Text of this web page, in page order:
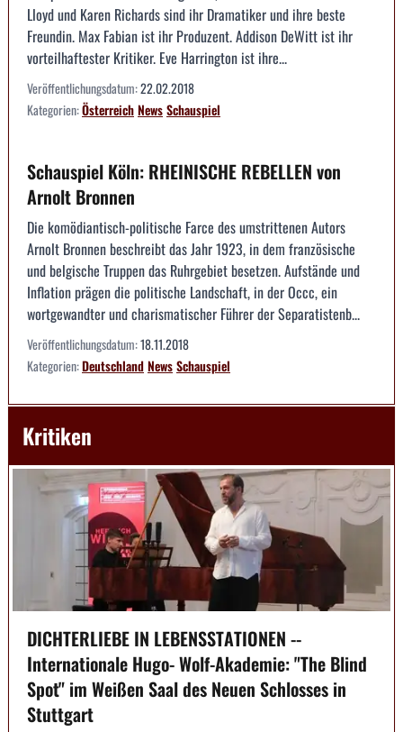
Lloyd und Karen Richards sind ihr Dramatiker und ihre beste
Freundin. Max Fabian ist ihr Produzent. Addison DeWitt ist ihr
vorteilhaftester Kritiker. Eve Harrington ist ihre...
Veröffentlichungsdatum:22.02.2018
Kategorien:ÖsterreichNewsSchauspiel
Schauspiel Köln: RHEINISCHE REBELLEN von
Arnolt Bronnen
Die komödiantisch-politische Farce des umstrittenen Autors
Arnolt Bronnen beschreibt das Jahr 1923, in dem französische
und belgische Truppen das Ruhrgebiet besetzen. Aufstände und
Inflation prägen die politische Landschaft, in der Occc, ein
wortgewandter und charismatischer Führer der Separatistenb...
Veröffentlichungsdatum:18.11.2018
Kategorien:DeutschlandNewsSchauspiel
Kritiken
DICHTERLIEBE IN LEBENSSTATIONEN --
Internationale Hugo- Wolf-Akademie: "The Blind
Spot" im Weißen Saal des Neuen Schlosses in
Stuttgart